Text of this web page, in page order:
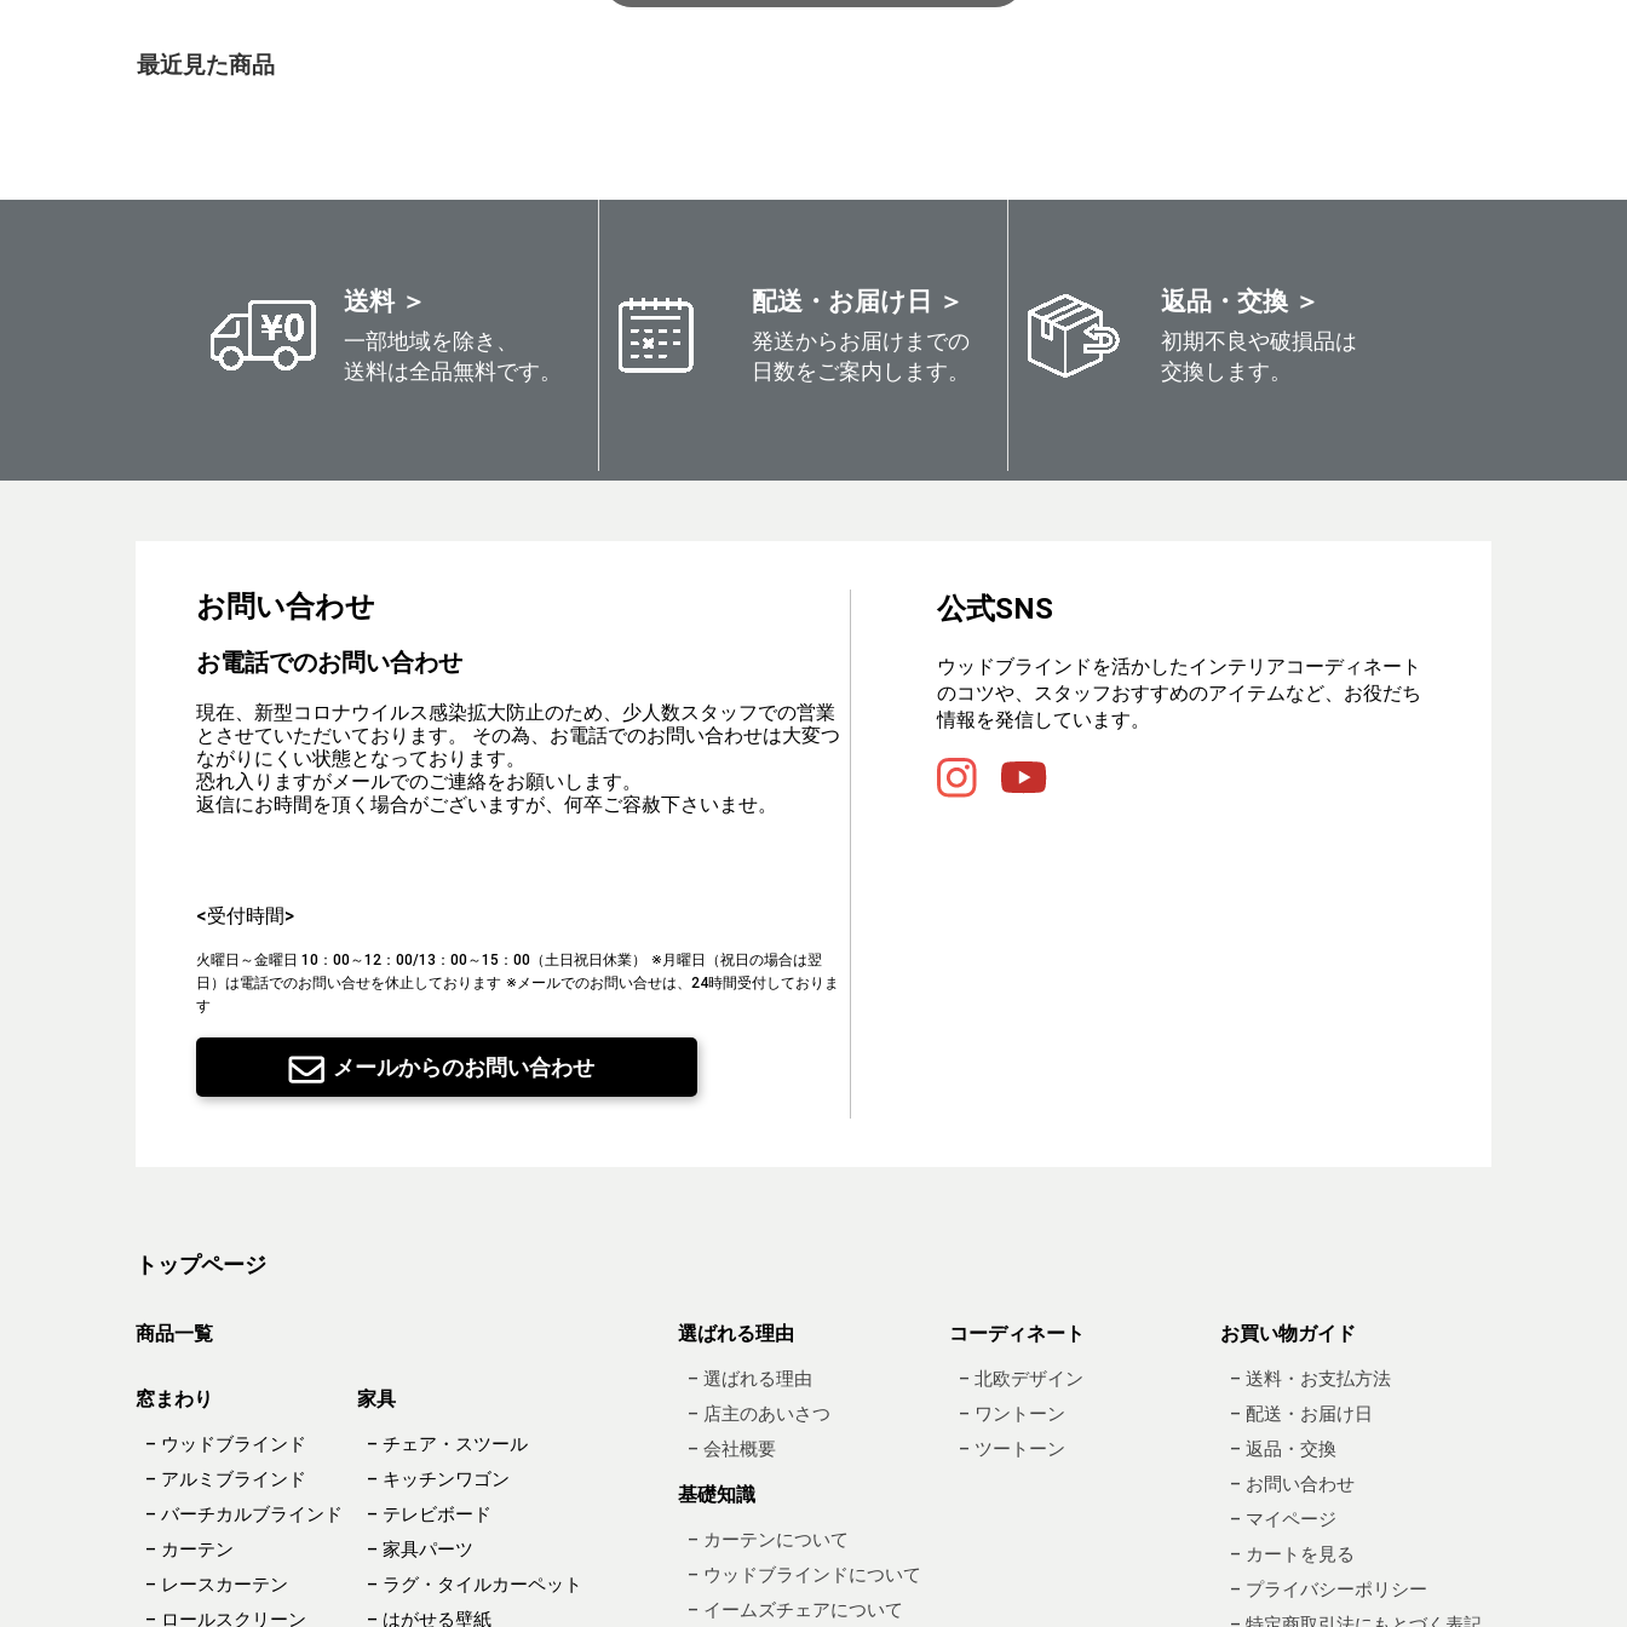
最近見た商品
送料 ＞
一部地域を除き、
送料は全品無料です。
配送・お届け日 ＞
発送からお届けまでの
日数をご案内します。
返品・交換 ＞
初期不良や破損品は
交換します。
お問い合わせ
お電話でのお問い合わせ
現在、新型コロナウイルス感染拡大防止のため、少人数スタッフでの営業
とさせていただいております。 その為、お電話でのお問い合わせは大変つ
ながりにくい状態となっております。
恐れ入りますがメールでのご連絡をお願いします。
返信にお時間を頂く場合がございますが、何卒ご容赦下さいませ。
<受付時間>
火曜日～金曜日 10：00～12：00/13：00～15：00（土日祝日休業）
※月曜日（祝日の場合は翌
日）は電話でのお問い合せを休止しております ※メールでのお問い合せは、24時間受付しておりま
す
メールからのお問い合わせ
公式SNS
ウッドブラインドを活かしたインテリアコーディネート
のコツや、スタッフおすすめのアイテムなど、お役だち
情報を発信しています。
トップページ
商品一覧
窓まわり
– ウッドブラインド
– アルミブラインド
– バーチカルブラインド
– カーテン
– レースカーテン
– ロールスクリーン
家具
– チェア・スツール
– キッチンワゴン
– テレビボード
– 家具パーツ
– ラグ・タイルカーペット
– はがせる壁紙
選ばれる理由
– 選ばれる理由
– 店主のあいさつ
– 会社概要
基礎知識
– カーテンについて
– ウッドブラインドについて
– イームズチェアについて
コーディネート
– 北欧デザイン
– ワントーン
– ツートーン
お買い物ガイド
– 送料・お支払方法
– 配送・お届け日
– 返品・交換
– お問い合わせ
– マイページ
– カートを見る
– プライバシーポリシー